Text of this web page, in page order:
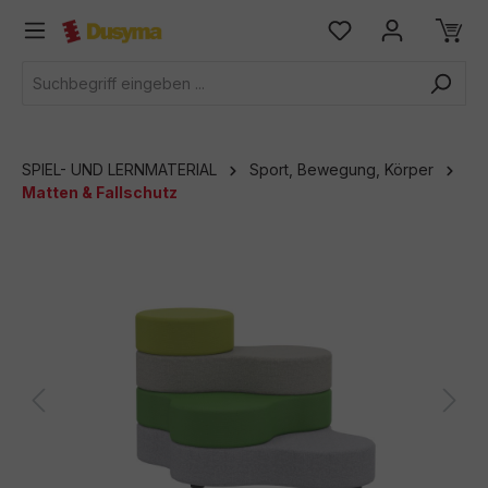
springen
SPIEL- UND LERNMATERIAL
Sport, Bewegung, Körper
Matten & Fallschutz